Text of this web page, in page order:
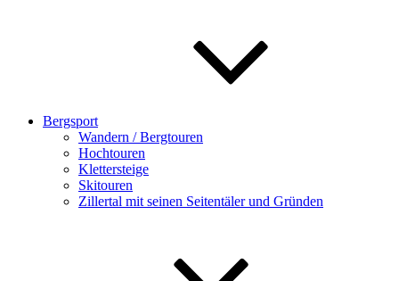
Bergsport
Wandern / Bergtouren
Hochtouren
Klettersteige
Skitouren
Zillertal mit seinen Seitentäler und Gründen